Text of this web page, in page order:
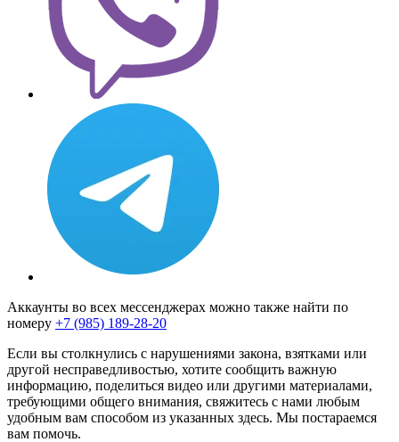
Аккаунты во всех мессенджерах можно также найти по
номеру +7 (985) 189-28-20
Если вы столкнулись с нарушениями закона, взятками или
другой несправедливостью, хотите сообщить важную
информацию, поделиться видео или другими материалами,
требующими общего внимания, свяжитесь с нами любым
удобным вам способом из указанных здесь. Мы постараемся
вам помочь.